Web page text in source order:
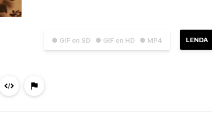
● GIF en SD ● GIF en HD ● MP4 LENDA